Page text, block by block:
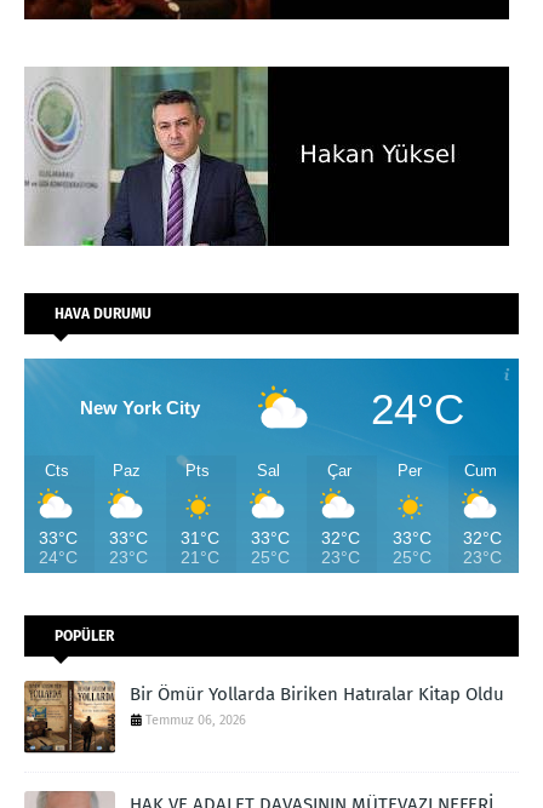
HAVA DURUMU
New York City 24°C
Cts
33°C
24°C
Paz
33°C
23°C
Pts
31°C
21°C
Sal
33°C
25°C
Çar
32°C
23°C
Per
33°C
25°C
Cum
32°C
23°C
POPÜLER
Bir Ömür Yollarda Biriken Hatıralar Kitap Oldu
Temmuz 06, 2026